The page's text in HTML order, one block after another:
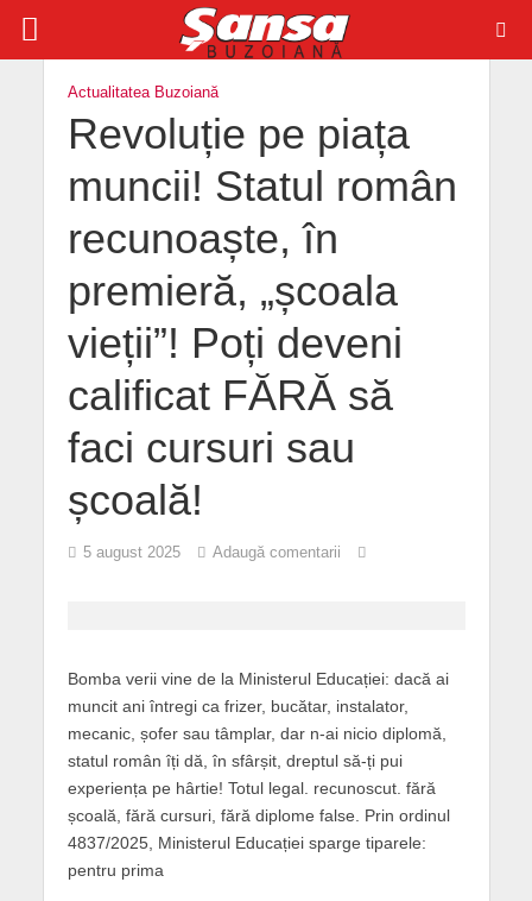
Actualitatea Buzoiană
Revoluție pe piața
muncii! Statul român
recunoaște, în
premieră, „școala
vieții”! Poți deveni
calificat FĂRĂ să
faci cursuri sau
școală!
5 august 2025 Adaugă comentarii
Bomba verii vine de la Ministerul Educației: dacă ai
muncit ani întregi ca frizer, bucătar, instalator,
mecanic, șofer sau tâmplar, dar n-ai nicio diplomă,
statul român îți dă, în sfârșit, dreptul să-ți pui
experiența pe hârtie! Totul legal. recunoscut. fără
școală, fără cursuri, fără diplome false. Prin ordinul
4837/2025, Ministerul Educației sparge tiparele:
pentru prima